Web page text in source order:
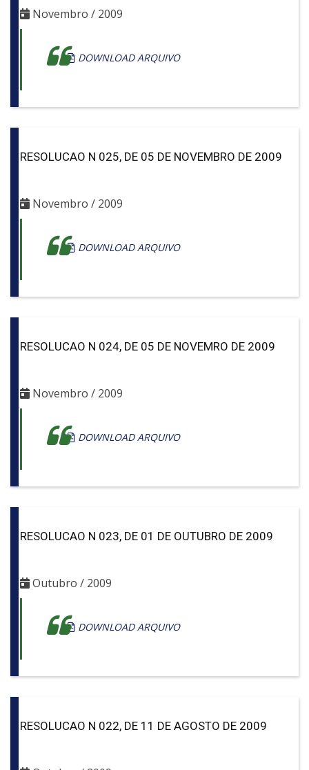
Novembro / 2009
DOWNLOAD ARQUIVO
RESOLUCAO N 025, DE 05 DE NOVEMBRO DE 2009
Novembro / 2009
DOWNLOAD ARQUIVO
RESOLUCAO N 024, DE 05 DE NOVEMRO DE 2009
Novembro / 2009
DOWNLOAD ARQUIVO
RESOLUCAO N 023, DE 01 DE OUTUBRO DE 2009
Outubro / 2009
DOWNLOAD ARQUIVO
RESOLUCAO N 022, DE 11 DE AGOSTO DE 2009